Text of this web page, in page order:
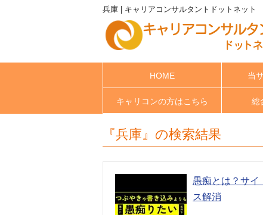
兵庫 | キャリアコンサルタントドットネット
HOME 当
キャリコンの方はこちら 総
『兵庫』の検索結果
愚痴とは？サイ
ス解消